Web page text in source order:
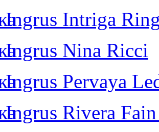
Ingrus Intriga
Ingrus Nina Ricci
Ingrus Pervaya
Ingrus Rivera